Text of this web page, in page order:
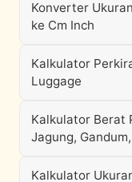
Konverter
ke Cm Inch
Kalkulator
Luggage
Kalkulator Berat
Jagung,
Kalkulator